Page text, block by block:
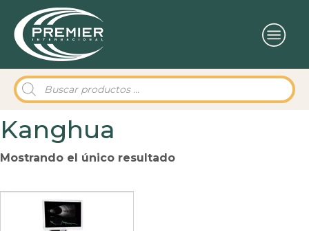
Búsqueda
de
Kanghua
Mostrando el único resultado